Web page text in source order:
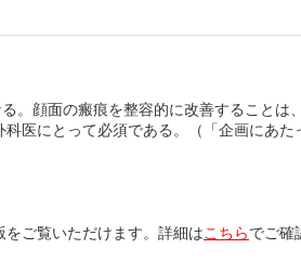
顔面の瘢痕を整容的に改善することは
医にとって必須である。（「企画にあた
ご覧いただけます。詳細はこちらでご確